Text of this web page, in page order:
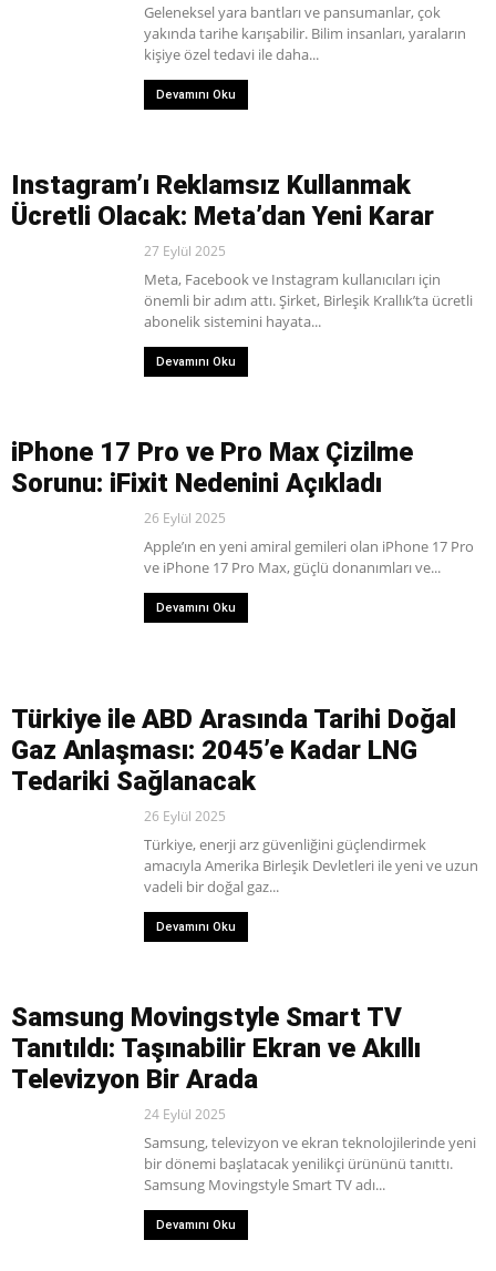
Geleneksel yara bantları ve pansumanlar, çok
yakında tarihe karışabilir. Bilim insanları, yaraların
kişiye özel tedavi ile daha...
Devamını Oku
Instagram’ı Reklamsız Kullanmak
Ücretli Olacak: Meta’dan Yeni Karar
27 Eylül 2025
Meta, Facebook ve Instagram kullanıcıları için
önemli bir adım attı. Şirket, Birleşik Krallık’ta ücretli
abonelik sistemini hayata...
Devamını Oku
iPhone 17 Pro ve Pro Max Çizilme
Sorunu: iFixit Nedenini Açıkladı
26 Eylül 2025
Apple’ın en yeni amiral gemileri olan iPhone 17 Pro
ve iPhone 17 Pro Max, güçlü donanımları ve...
Devamını Oku
Türkiye ile ABD Arasında Tarihi Doğal
Gaz Anlaşması: 2045’e Kadar LNG
Tedariki Sağlanacak
26 Eylül 2025
Türkiye, enerji arz güvenliğini güçlendirmek
amacıyla Amerika Birleşik Devletleri ile yeni ve uzun
vadeli bir doğal gaz...
Devamını Oku
Samsung Movingstyle Smart TV
Tanıtıldı: Taşınabilir Ekran ve Akıllı
Televizyon Bir Arada
24 Eylül 2025
Samsung, televizyon ve ekran teknolojilerinde yeni
bir dönemi başlatacak yenilikçi ürününü tanıttı.
Samsung Movingstyle Smart TV adı...
Devamını Oku